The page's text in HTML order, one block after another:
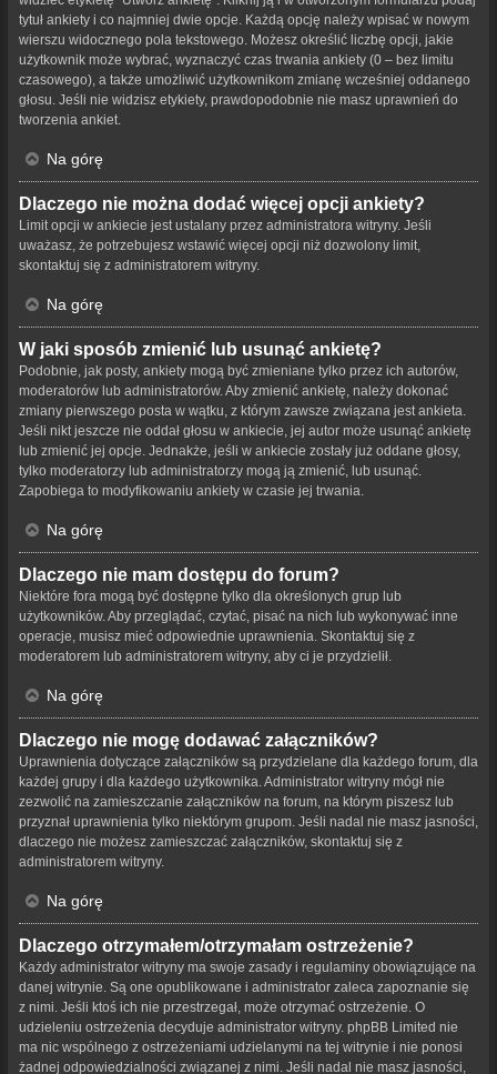
tytuł ankiety i co najmniej dwie opcje. Każdą opcję należy wpisać w nowym
wierszu widocznego pola tekstowego. Możesz określić liczbę opcji, jakie
użytkownik może wybrać, wyznaczyć czas trwania ankiety (0 – bez limitu
czasowego), a także umożliwić użytkownikom zmianę wcześniej oddanego
głosu. Jeśli nie widzisz etykiety, prawdopodobnie nie masz uprawnień do
tworzenia ankiet.
Na górę
Dlaczego nie można dodać więcej opcji ankiety?
Limit opcji w ankiecie jest ustalany przez administratora witryny. Jeśli
uważasz, że potrzebujesz wstawić więcej opcji niż dozwolony limit,
skontaktuj się z administratorem witryny.
Na górę
W jaki sposób zmienić lub usunąć ankietę?
Podobnie, jak posty, ankiety mogą być zmieniane tylko przez ich autorów,
moderatorów lub administratorów. Aby zmienić ankietę, należy dokonać
zmiany pierwszego posta w wątku, z którym zawsze związana jest ankieta.
Jeśli nikt jeszcze nie oddał głosu w ankiecie, jej autor może usunąć ankietę
lub zmienić jej opcje. Jednakże, jeśli w ankiecie zostały już oddane głosy,
tylko moderatorzy lub administratorzy mogą ją zmienić, lub usunąć.
Zapobiega to modyfikowaniu ankiety w czasie jej trwania.
Na górę
Dlaczego nie mam dostępu do forum?
Niektóre fora mogą być dostępne tylko dla określonych grup lub
użytkowników. Aby przeglądać, czytać, pisać na nich lub wykonywać inne
operacje, musisz mieć odpowiednie uprawnienia. Skontaktuj się z
moderatorem lub administratorem witryny, aby ci je przydzielił.
Na górę
Dlaczego nie mogę dodawać załączników?
Uprawnienia dotyczące załączników są przydzielane dla każdego forum, dla
każdej grupy i dla każdego użytkownika. Administrator witryny mógł nie
zezwolić na zamieszczanie załączników na forum, na którym piszesz lub
przyznał uprawnienia tylko niektórym grupom. Jeśli nadal nie masz jasności,
dlaczego nie możesz zamieszczać załączników, skontaktuj się z
administratorem witryny.
Na górę
Dlaczego otrzymałem/otrzymałam ostrzeżenie?
Każdy administrator witryny ma swoje zasady i regulaminy obowiązujące na
danej witrynie. Są one opublikowane i administrator zaleca zapoznanie się
z nimi. Jeśli ktoś ich nie przestrzegał, może otrzymać ostrzeżenie. O
udzieleniu ostrzeżenia decyduje administrator witryny. phpBB Limited nie
ma nic wspólnego z ostrzeżeniami udzielanymi na tej witrynie i nie ponosi
żadnej odpowiedzialności związanej z nimi. Jeśli nadal nie masz jasności,